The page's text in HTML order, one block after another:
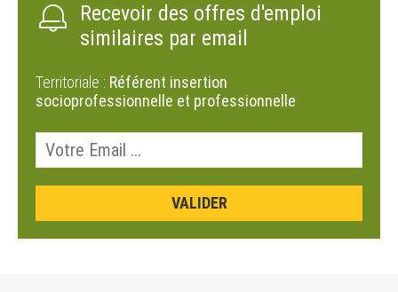
Recevoir des offres d'emploi
similaires par email
Territoriale : Référent insertion
socioprofessionnelle et professionnelle